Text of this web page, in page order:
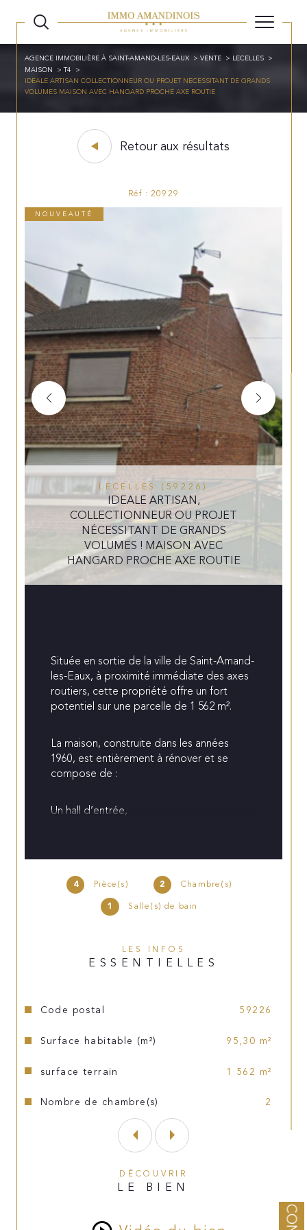
AGENCE IMMOBILIÈRE À SAINT-AMAND-LES-EAUX VENTE
LECELLES
MAISON
T4
IDEALE ARTISAN COLLECTIONNEUR OU PROJET NECESSITANT DE GRANDS
VOLUMES MAISON AVEC HANGARD PROCHE AXE ROUTIE
Retour aux résultats
Réf : 20929
NOUVEAUTÉ
LECELLES (59226)
IDEALE ARTISAN,
COLLECTIONNEUR OU PROJET
NÉCESSITANT DE GRANDS
VOLUMES ! MAISON AVEC
HANGARD PROCHE AXE ROUTIE
4 Pièce(s) 2
Chambre(s)
1
Salle(s) de bain
LES INFOS
ESSENTIELLES
Caractéristiques Valeurs
Code postal 59226
Surface habitable (m²) 95,30 m²
surface terrain 1 562 m²
Nombre de chambre(s) 2
Située en sortie de la ville de Saint-Amand-
les-Eaux, à proximité immédiate des axes
routiers, cette propriété offre un fort
potentiel sur une parcelle de 1 562 m².
La maison, construite dans les années
1960, est entièrement à rénover et se
compose de :
Un hall d’entrée,
Une salle à manger d’environ 11 m²,
Un WC indépendant,
Une cave.
Un palier desservant 2 chambres d’environ
11 m² chacune,
Un coin nuit d’environ 7 m²,
DÉCOUVRIR
LE BIEN